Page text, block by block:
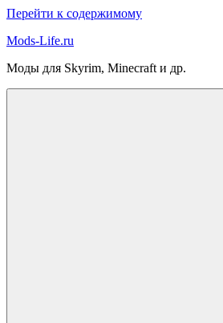
Перейти к содержимому
Mods-Life.ru
Моды для Skyrim, Minecraft и др.